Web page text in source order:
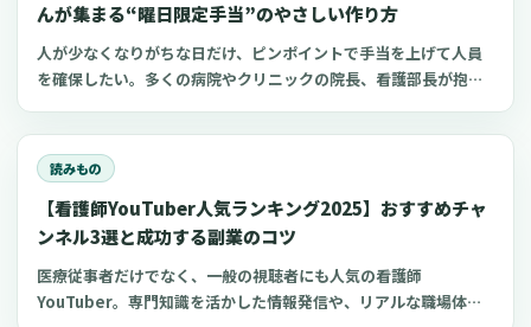
んが集まる“曜日限定手当”のやさしい作り方
人が少なくなりがちな日だけ、ピンポイントで手当を上げて人員
を確保したい。多くの病院やクリニックの院長、看護部長が抱え
的な方法として「ダイナミック手当（変動手当）」という考え方
があります。この記事では、日本の医療機関の現実に合わせて、
連休前、年末年始、日曜祝日、感染症の流行期など、本当に人手
が必要な日だけ手当を上乗せする制度の設計方法と、現場が混乱
しない運用の作り方を解説します。また、現場で聞かれることが
きます。この記事は、制度導入の具体的なシステム実装や詳細な
KPI（目標とする指標）設定ではなく、まずは制度を「理解」し、
読みもの
【看護師YouTuber人気ランキング2025】おすすめチャ
ンネル3選と成功する副業のコツ
医療従事者だけでなく、一般の視聴者にも人気の看護師
YouTuber。専門知識を活かした情報発信や、リアルな職場体験